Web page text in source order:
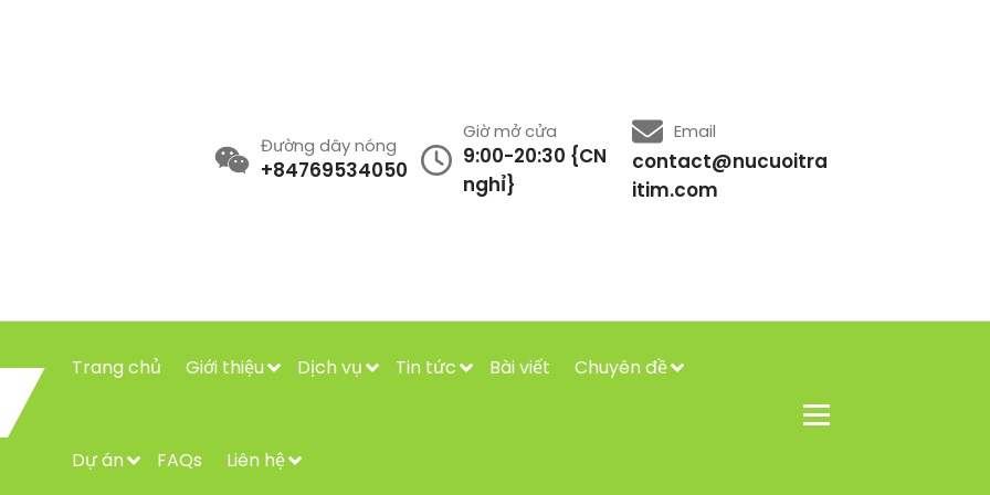
Đường dây nóng
+84769534050
Giờ mở cửa
9:00-20:30 {CN
nghỉ}
Email
contact@nucuoitra
itim.com
Trang chủ Giới thiệu Dịch vụ Tin tức Bài viết Chuyên đề
Dự án FAQs Liên hệ